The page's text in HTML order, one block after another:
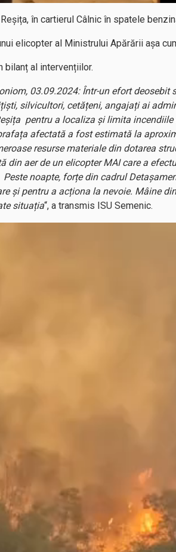
în cartierul Câlnic în spatele
elicopter al Ministrului Apărării așa
bilanț al intervențiilor.
03.09.2024: Într-un efort deosebit
silvicultori, cetățeni, angajați ai
pentru a localiza și limita incendiile
afectată a fost estimată la
resurse materiale din dotarea
aer de un elicopter MAI care a
noapte, forțe din cadrul
și pentru a acționa la nevoie. Mâine
situația“, a transmis ISU Semenic.